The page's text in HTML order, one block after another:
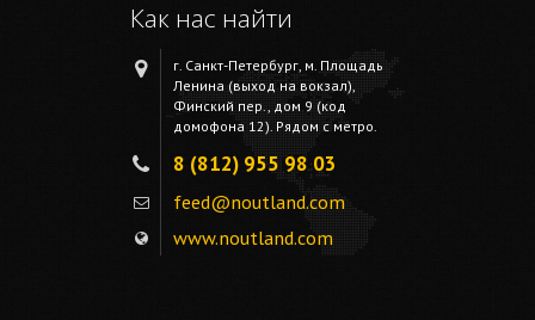
Как нас найти
г. Санкт-Петербург, м. Площадь
Ленина (выход на вокзал),
Финский пер., дом 9 (код
домофона 12). Рядом с метро.
8 (812) 955 98 03
feed@noutland.com
www.noutland.com